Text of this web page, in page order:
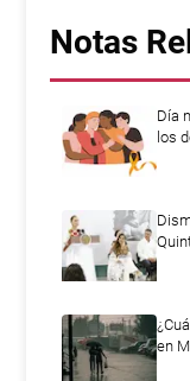
Notas
Día
los
en